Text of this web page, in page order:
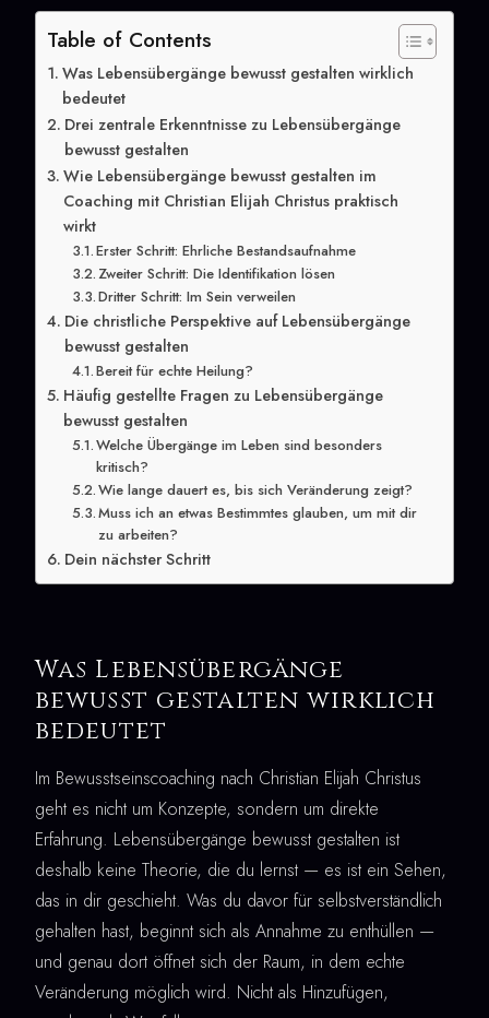
Table of Contents
Was Lebensübergänge bewusst gestalten wirklich
bedeutet
Drei zentrale Erkenntnisse zu Lebensübergänge
bewusst gestalten
Wie Lebensübergänge bewusst gestalten im
Coaching mit Christian Elijah Christus praktisch
wirkt
Erster Schritt: Ehrliche Bestandsaufnahme
Zweiter Schritt: Die Identifikation lösen
Dritter Schritt: Im Sein verweilen
Die christliche Perspektive auf Lebensübergänge
bewusst gestalten
Bereit für echte Heilung?
Häufig gestellte Fragen zu Lebensübergänge
bewusst gestalten
Welche Übergänge im Leben sind besonders
kritisch?
Wie lange dauert es, bis sich Veränderung zeigt?
Muss ich an etwas Bestimmtes glauben, um mit dir
zu arbeiten?
Dein nächster Schritt
Was Lebensübergänge
bewusst gestalten wirklich
bedeutet
Im Bewusstseinscoaching nach Christian Elijah Christus
geht es nicht um Konzepte, sondern um direkte
Erfahrung. Lebensübergänge bewusst gestalten ist
deshalb keine Theorie, die du lernst — es ist ein Sehen,
das in dir geschieht. Was du davor für selbstverständlich
gehalten hast, beginnt sich als Annahme zu enthüllen —
und genau dort öffnet sich der Raum, in dem echte
Veränderung möglich wird. Nicht als Hinzufügen,